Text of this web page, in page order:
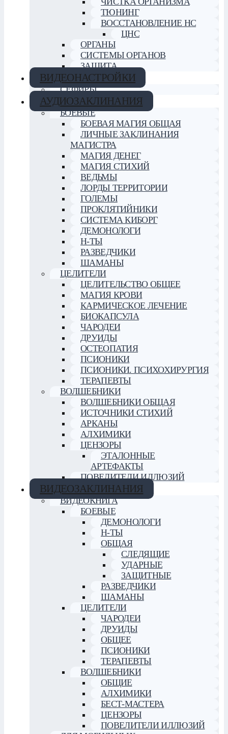
ТЮНИНГ
ВОССТАНОВЛЕНИЕ НС
ЦНС
ОРГАНЫ
СИСТЕМЫ ОРГАНОВ
ЗАЩИТА
ВИДЕОНАСТРОЙКИ
СЕФИРЫ
АУДИОЗАКЛИНАНИЯ
БОЕВЫЕ
БОЕВАЯ МАГИЯ ОБЩАЯ
ЛИЧНЫЕ ЗАКЛИНАНИЯ
МАГИСТРА
МАГИЯ ДЕНЕГ
МАГИЯ СТИХИЙ
ВЕДЬМЫ
ЛОРДЫ ТЕРРИТОРИИ
ГОЛЕМЫ
ПРОКЛЯТИЙНИКИ
СИСТЕМА КИБОРГ
ДЕМОНОЛОГИ
Н-ТЫ
РАЗВЕДЧИКИ
ШАМАНЫ
ЦЕЛИТЕЛИ
ЦЕЛИТЕЛЬСТВО ОБЩЕЕ
МАГИЯ КРОВИ
КАРМИЧЕСКОЕ ЛЕЧЕНИЕ
БИОКАПСУЛА
ЧАРОДЕИ
ДРУИДЫ
ОСТЕОПАТИЯ
ПСИОНИКИ
ПСИОНИКИ. ПСИХОХИРУРГИЯ
ТЕРАПЕВТЫ
ВОЛШЕБНИКИ
ВОЛШЕБНИКИ ОБЩАЯ
ИСТОЧНИКИ СТИХИЙ
АРКАНЫ
АЛХИМИКИ
ЦЕНЗОРЫ
ЭТАЛОННЫЕ
АРТЕФАКТЫ
ПОВЕЛИТЕЛИ ИЛЛЮЗИЙ
ВИДЕОЗАКЛИНАНИЯ
ВИДЕОКНИГА
БОЕВЫЕ
ДЕМОНОЛОГИ
Н-ТЫ
ОБЩАЯ
СЛЕДЯЩИЕ
УДАРНЫЕ
ЗАЩИТНЫЕ
РАЗВЕДЧИКИ
ШАМАНЫ
ЦЕЛИТЕЛИ
ЧАРОДЕИ
ДРУИДЫ
ОБЩЕЕ
ПСИОНИКИ
ТЕРАПЕВТЫ
ВОЛШЕБНИКИ
ОБЩИЕ
АЛХИМИКИ
БЕСТ-МАСТЕРА
ЦЕНЗОРЫ
ПОВЕЛИТЕЛИ ИЛЛЮЗИЙ